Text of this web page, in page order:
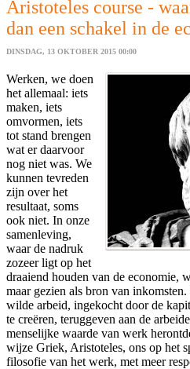
Aristoteles course -
dan een schakel in de
DINSDAG, 13 OKTOBER 2015 00:00
Werken, we doen
het allemaal: iets
maken, iets
omvormen, iets
tot stand brengen
wat er daarvoor
nog niet was. We
kunnen tevreden
zijn over het
resultaat, soms
ook niet. In onze
samenleving,
waar de nadruk
zozeer ligt op het
draaiend houden van de economie,
maar gezien als bron van
wilde arbeid, ingekocht door de
te creëren, teruggeven aan de
menselijke waarde van werk
wijze Griek, Aristoteles, ons op het
filosofie van het werk, met meer